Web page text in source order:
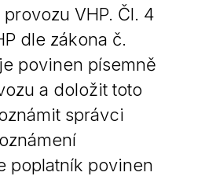
VHP. Čl. 4
dle zákona č.
povinen písemně
a doložit toto
správci
poplatník povinen